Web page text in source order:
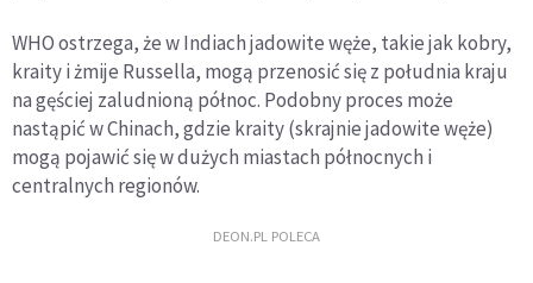
WHO ostrzega, że w Indiach jadowite węże, takie jak kobry,
kraity i żmije Russella, mogą przenosić się z południa kraju
na gęściej zaludnioną północ. Podobny proces może
nastąpić w Chinach, gdzie kraity (skrajnie jadowite węże)
mogą pojawić się w dużych miastach północnych i
centralnych regionów.
DEON.PL POLECA